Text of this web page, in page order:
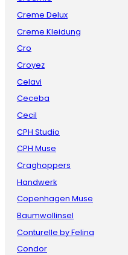
Creme Delux
Creme Kleidung
Cro
Croyez
Celavi
Ceceba
Cecil
CPH Studio
CPH Muse
Craghoppers
Handwerk
Copenhagen Muse
Baumwollinsel
Conturelle by Felina
Condor